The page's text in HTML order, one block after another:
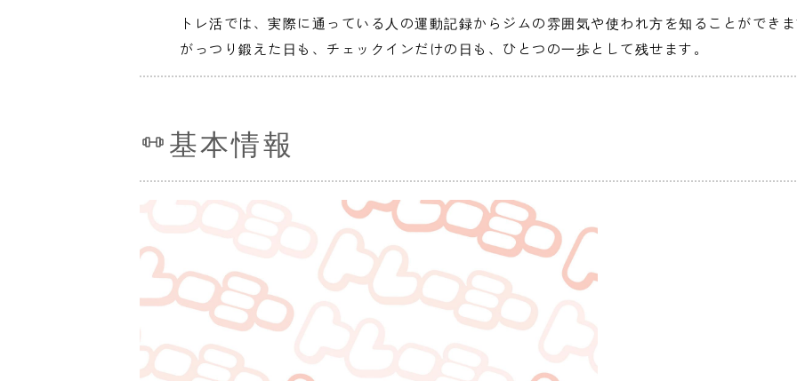
トレ活では、実際に通っている人の運動記録からジムの雰囲気や使われ方を知ることができ
がっつり鍛えた日も、チェックインだけの日も、ひとつの一歩として残せます。
基本情報